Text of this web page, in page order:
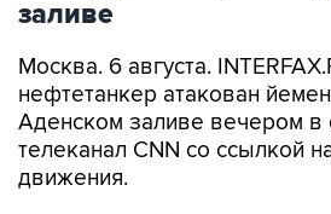
заливе
Москва. 6 августа.
нефтетанкер атакован
Аденском заливе вечером в
телеканал CNN со ссылкой
движения.